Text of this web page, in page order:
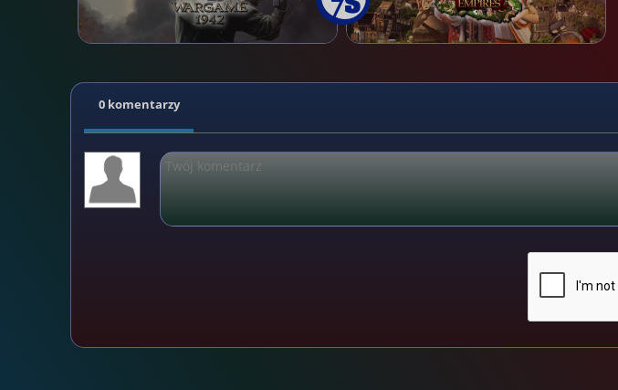
0 komentarzy